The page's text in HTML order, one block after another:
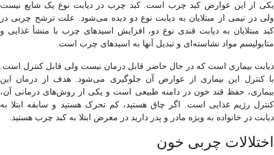
یکی از این عوارض کبد چرب است. کبد چرب در دیابت نوع یک شایع نیست
ولی در نیمی از مبتلایان به دیابت نوع دو دیده می‌شود. علت ترشح چربی در
کبد مبتلایان به دیابت قندی نوع دو، افزایش اسیدهای چرب با منشأ غذایی و
متابولیسم مواد نشاسته‌ای و تبدیل آنها به اسیدهای چرب است.
دیابت بیماری است که در حال حاضر قابل درمان نیست ولی قابل کنترل است.
با کنترل این بیماری از عوارض آن جلوگیری می‌شود. هدف از درمان این
بیماری، حفظ قند خون در دامنه طبیعی است و یکی از روش‌های درمانی آن،
کنترل رژیم غذایی است. اگر چاق هستید، کم تحرک هستید و سابقه ابتلا به
دیابت در خانواده به ویژه مادر و پدر دارید در معرض ابتلا به کبد چرب هستید.
اختلالات چربی خون